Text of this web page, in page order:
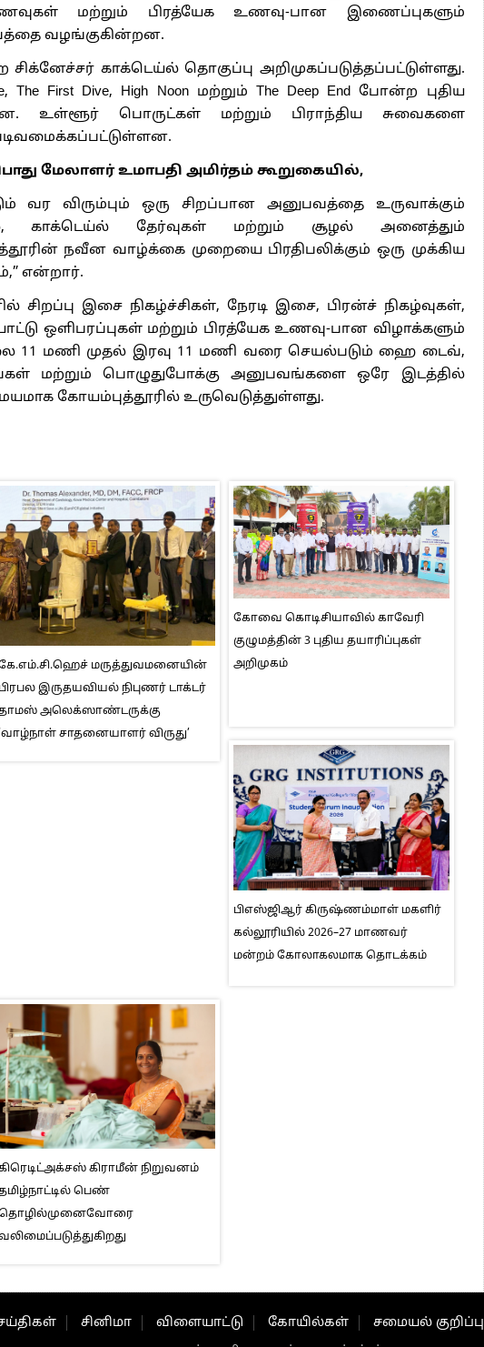
மற்றும் பிரத்யேக உணவு-பான இணைப்புகளும்
வழங்குகின்றன.
சிக்னேச்சர் காக்டெய்ல் தொகுப்பு அறிமுகப்படுத்தப்பட்டுள்ளது.
The First Dive, High Noon மற்றும் The Deep End போன்ற புதிய
உள்ளூர் பொருட்கள் மற்றும் பிராந்திய சுவைகளை
பொது மேலாளர் உமாபதி அமிர்தம் கூறுகையில்,
வர விரும்பும் ஒரு சிறப்பான அனுபவத்தை உருவாக்கும்
காக்டெய்ல் தேர்வுகள் மற்றும் சூழல் அனைத்தும்
நவீன வாழ்க்கை முறையை பிரதிபலிக்கும் ஒரு முக்கிய
என்றார்.
சிறப்பு இசை நிகழ்ச்சிகள், நேரடி இசை, பிரன்ச் நிகழ்வுகள்,
ஒளிபரப்புகள் மற்றும் பிரத்யேக உணவு-பான விழாக்களும்
11 மணி முதல் இரவு 11 மணி வரை செயல்படும் ஹை டைவ்,
மற்றும் பொழுதுபோக்கு அனுபவங்களை ஒரே இடத்தில்
கோயம்புத்தூரில் உருவெடுத்துள்ளது.
மருத்துவமனையின்
பிரபல இருதயவியல் நிபுணர் டாக்டர்
அலெக்ஸாண்டருக்கு
சாதனையாளர் விருது’
கோவை கொடிசியாவில் காவேரி
குழுமத்தின் 3 புதிய தயாரிப்புகள்
அறிமுகம்
பிஎஸ்ஜிஆர் கிருஷ்ணம்மாள் மகளிர்
கல்லூரியில் 2026–27 மாணவர்
மன்றம் கோலாகலமாக தொடக்கம்
கிராமீன் நிறுவனம்
பெண்
சினிமா விளையாட்டு கோயில்கள் சமையல் குறிப்பு